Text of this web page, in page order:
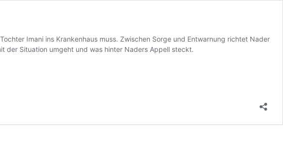
Imani ins Krankenhaus muss. Zwischen Sorge und Entwarnung richtet Nader
der Situation umgeht und was hinter Naders Appell steckt.